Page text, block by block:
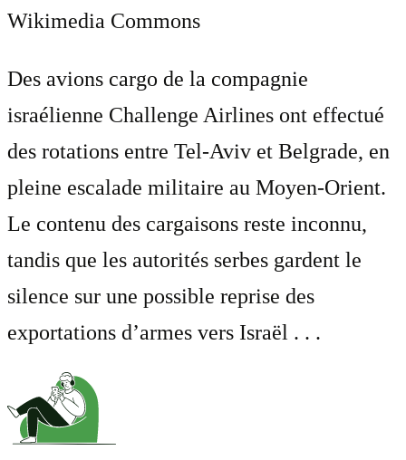
Wikimedia Commons
Des avions cargo de la compagnie
israélienne Challenge Airlines ont effectué
des rotations entre Tel-Aviv et Belgrade, en
pleine escalade militaire au Moyen-Orient.
Le contenu des cargaisons reste inconnu,
tandis que les autorités serbes gardent le
silence sur une possible reprise des
exportations d’armes vers Israël . . .